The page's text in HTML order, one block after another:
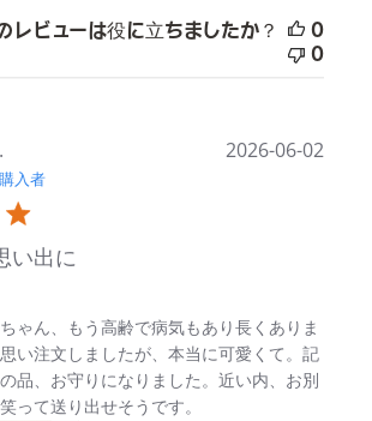
レビューは役に立ちましたか？
0
0
入者
い出に
ゃん、もう高齢で病気もあり長くありま
い注文しましたが、本当に可愛くて。記
品、お守りになりました。近い内、お別
って送り出せそうです。
review content
2026-06-02